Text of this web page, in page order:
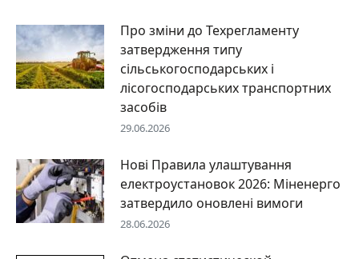
Про зміни до Техрегламенту
затвердження типу
сільськогосподарських і
лісогосподарських транспортних
засобів
29.06.2026
Нові Правила улаштування
електроустановок 2026: Міненерго
затвердило оновлені вимоги
28.06.2026